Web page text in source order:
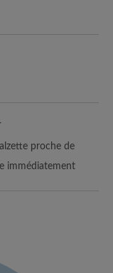
proche de
immédiatement